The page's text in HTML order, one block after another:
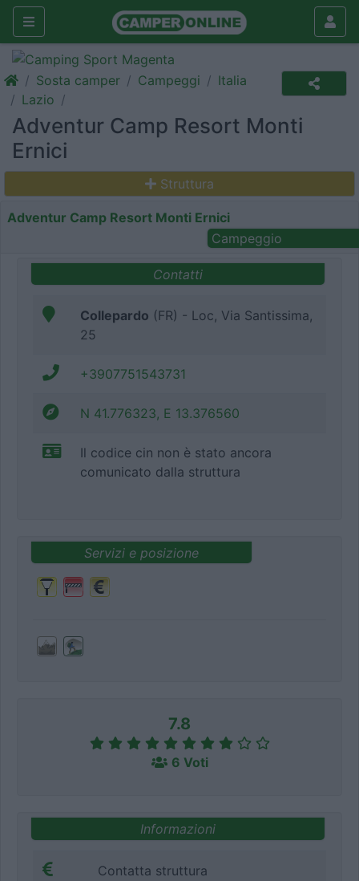
Sosta camper Campeggi
Italia
Lazio
Adventur Camp Resort Monti
Ernici
Struttura
Adventur Camp Resort Monti Ernici
Campeggio
Contatti
Collepardo (FR) - Loc, Via Santissima,
25
+3907751543731
N 41.776323, E 13.376560
Il codice cin non è stato ancora
comunicato dalla struttura
Servizi e posizione
7.8
6 Voti
Informazioni
Contatta struttura